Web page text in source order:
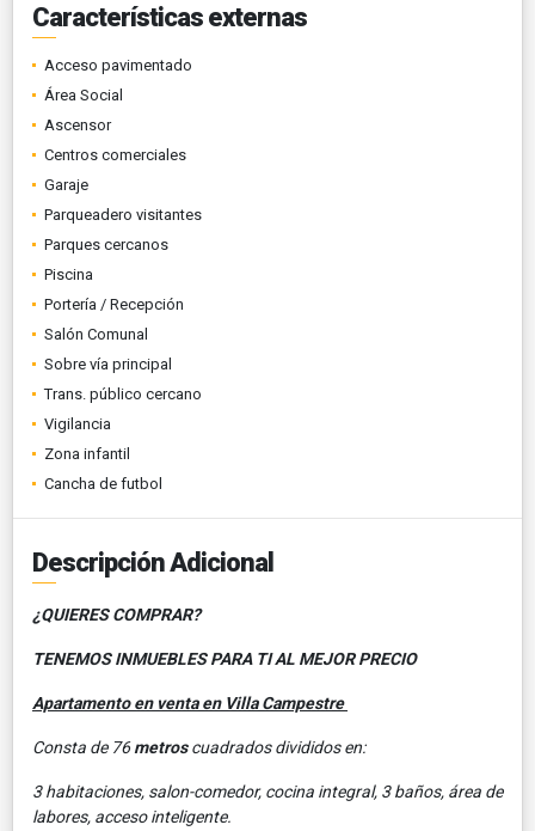
Características externas
Acceso pavimentado
Área Social
Ascensor
Centros comerciales
Garaje
Parqueadero visitantes
Parques cercanos
Piscina
Portería / Recepción
Salón Comunal
Sobre vía principal
Trans. público cercano
Vigilancia
Zona infantil
Cancha de futbol
Descripción Adicional
¿QUIERES COMPRAR?
TENEMOS INMUEBLES PARA TI AL MEJOR PRECIO
Apartamento en venta en Villa Campestre
Consta de 76metroscuadrados divididos en:
3 habitaciones, salon-comedor, cocina integral, 3 baños, área de
labores, acceso inteligente.